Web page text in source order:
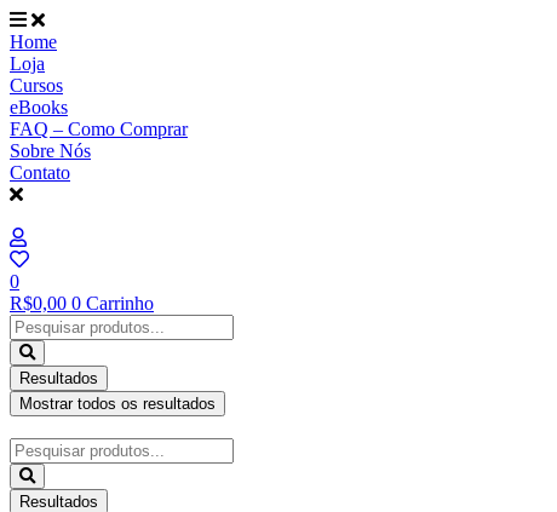
Ir
para
o
conteúdo
Home
Loja
Cursos
eBooks
FAQ – Como Comprar
Sobre Nós
Contato
0
R$0,00 0 Carrinho
Pesquisar
...
Resultados
Mostrar todos os resultados
Pesquisar
...
Resultados